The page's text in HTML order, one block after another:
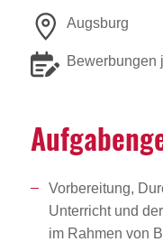
News Archiv
Augsburg
Bewerbungen
Vorbereitung,
Unterricht und
im Rahmen von